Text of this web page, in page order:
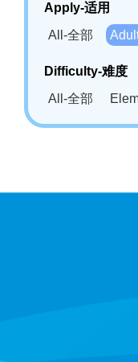
Apply-适用
All-全部
Difficulty-难度
All-全部